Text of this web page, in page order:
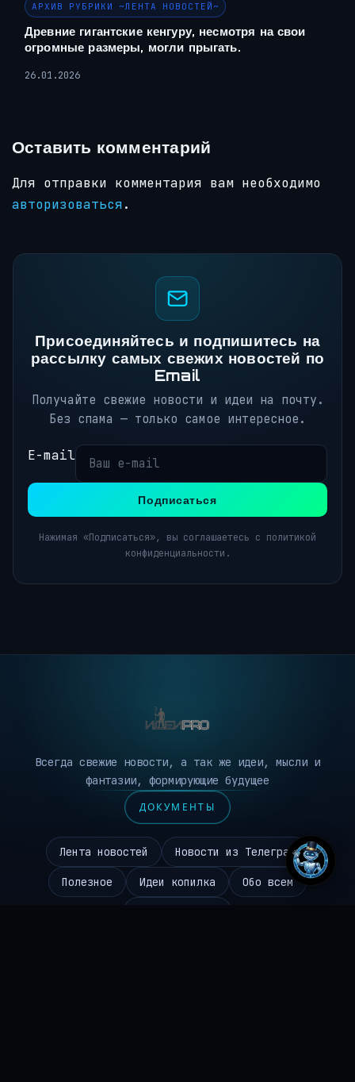
АРХИВ РУБРИКИ ~ЛЕНТА НОВОСТЕЙ~
Древние гигантские кенгуру, несмотря на свои
огромные размеры, могли прыгать.
26.01.2026
Оставить комментарий
Для отправки комментария вам необходимо
авторизоваться.
Присоединяйтесь и подпишитесь на
рассылку самых свежих новостей по
Email
Получайте свежие новости и идеи на почту.
Без спама — только самое интересное.
E-mail
Подписаться
Нажимая «Подписаться», вы соглашаетесь с политикой
конфиденциальности.
Всегда свежие новости, а так же идеи, мысли и
фантазии, формирующие будущее
ДОКУМЕНТЫ
Лента новостей Новости из Телеграм
Полезное Идеи копилка Обо всем